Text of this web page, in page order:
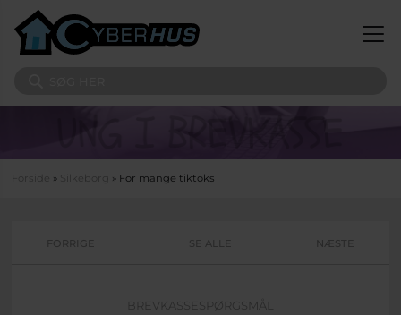
Du er her
» Silkeborg » For mange tiktoks
FORRIGE SE ALLE NÆSTE
BREVKASSESPØRGSMÅL